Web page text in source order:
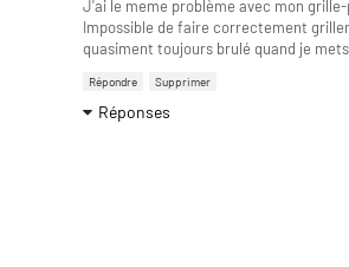
J'ai le meme problème avec mon grille-
Impossible de faire correctement
quasiment toujours brulé quand je
Répondre Supprimer
Réponses